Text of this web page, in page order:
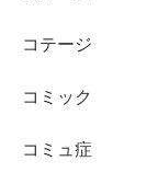
コテージ
コミック
コミュ症